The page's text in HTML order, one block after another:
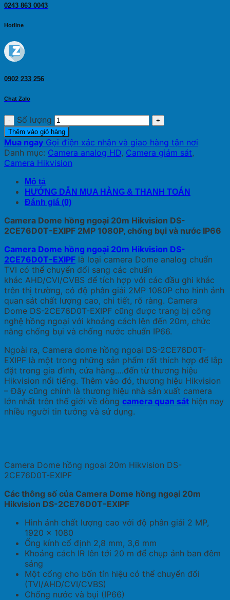
0243 863 0043
Hotline
0902 233 256
Chat Zalo
Số lượng
Thêm vào giỏ hàng
Mua ngay Gọi điện xác nhận và giao hàng tận nơi
Danh mục: Camera analog HD, Camera giám sát,
Camera Hikvision
Mô tả
HƯỚNG DẪN MUA HÀNG & THANH TOÁN
Đánh giá (0)
Camera Dome hồng ngoại 20m Hikvision DS-
2CE76D0T-EXIPF 2MP 1080P, chống bụi và nước IP66
Camera Dome hồng ngoại 20m Hikvision DS-
2CE76D0T-EXIPF là loại camera Dome analog chuẩn
TVI có thể chuyển đổi sang các chuẩn
khác AHD/CVI/CVBS để tích hợp với các đầu ghi khác
trên thị trường, có độ phân giải 2MP 1080P cho hình ảnh
quan sát chất lượng cao, chi tiết, rõ ràng. Camera
Dome DS-2CE76D0T-EXIPF cũng được trang bị công
nghệ hồng ngoại với khoảng cách lên đến 20m, chức
năng chống bụi và chống nước chuẩn IP66.
Ngoài ra, Camera dome hồng ngoại DS-2CE76D0T-
EXIPF là một trong những sản phẩm rất thích hợp để lắp
đặt trong gia đình, cửa hàng….đến từ thương hiệu
Hikvision nổi tiếng. Thêm vào đó, thương hiệu Hikvision
– Đây cũng chính là thương hiệu nhà sản xuất camera
lớn nhất trên thế giới về dòng camera quan sát hiện nay
nhiều người tin tưởng và sử dụng.
Camera Dome hồng ngoại 20m Hikvision DS-
2CE76D0T-EXIPF
Các thông số của Camera Dome hồng ngoại 20m
Hikvision DS-2CE76D0T-EXIPF
Hình ảnh chất lượng cao với độ phân giải 2 MP,
1920 × 1080
Ống kính cố định 2,8 mm, 3,6 mm
Khoảng cách IR lên tới 20 m để chụp ảnh ban đêm
sáng
Một cổng cho bốn tín hiệu có thể chuyển đổi
(TVI/AHD/CVI/CVBS)
Chống nước và bụi (IP66)